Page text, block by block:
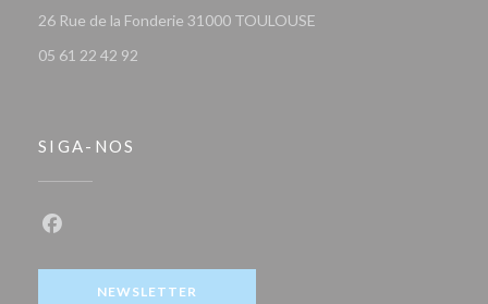
26 Rue de la Fonderie 31000 TOULOUSE
05 61 22 42 92
SIGA-NOS
NEWSLETTER